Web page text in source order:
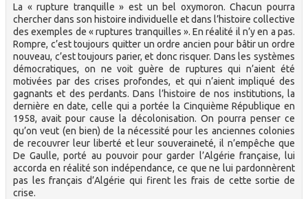
La « rupture tranquille » est un bel oxymoron. Chacun pourra
chercher dans son histoire individuelle et dans l’histoire collective
des exemples de « ruptures tranquilles ». En réalité il n’y en a pas.
Rompre, c’est toujours quitter un ordre ancien pour bâtir un ordre
nouveau, c’est toujours parier, et donc risquer. Dans les systèmes
démocratiques, on ne voit guère de ruptures qui n’aient été
motivées par des crises profondes, et qui n’aient impliqué des
gagnants et des perdants. Dans l’histoire de nos institutions, la
dernière en date, celle qui a portée la Cinquième République en
1958, avait pour cause la décolonisation. On pourra penser ce
qu’on veut (en bien) de la nécessité pour les anciennes colonies
de recouvrer leur liberté et leur souveraineté, il n’empêche que
De Gaulle, porté au pouvoir pour garder l’Algérie française, lui
accorda en réalité son indépendance, ce que ne lui pardonnèrent
pas les français d’Algérie qui firent les frais de cette sortie de
crise.